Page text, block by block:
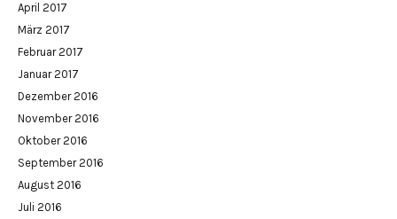
April 2017
März 2017
Februar 2017
Januar 2017
Dezember 2016
November 2016
Oktober 2016
September 2016
August 2016
Juli 2016